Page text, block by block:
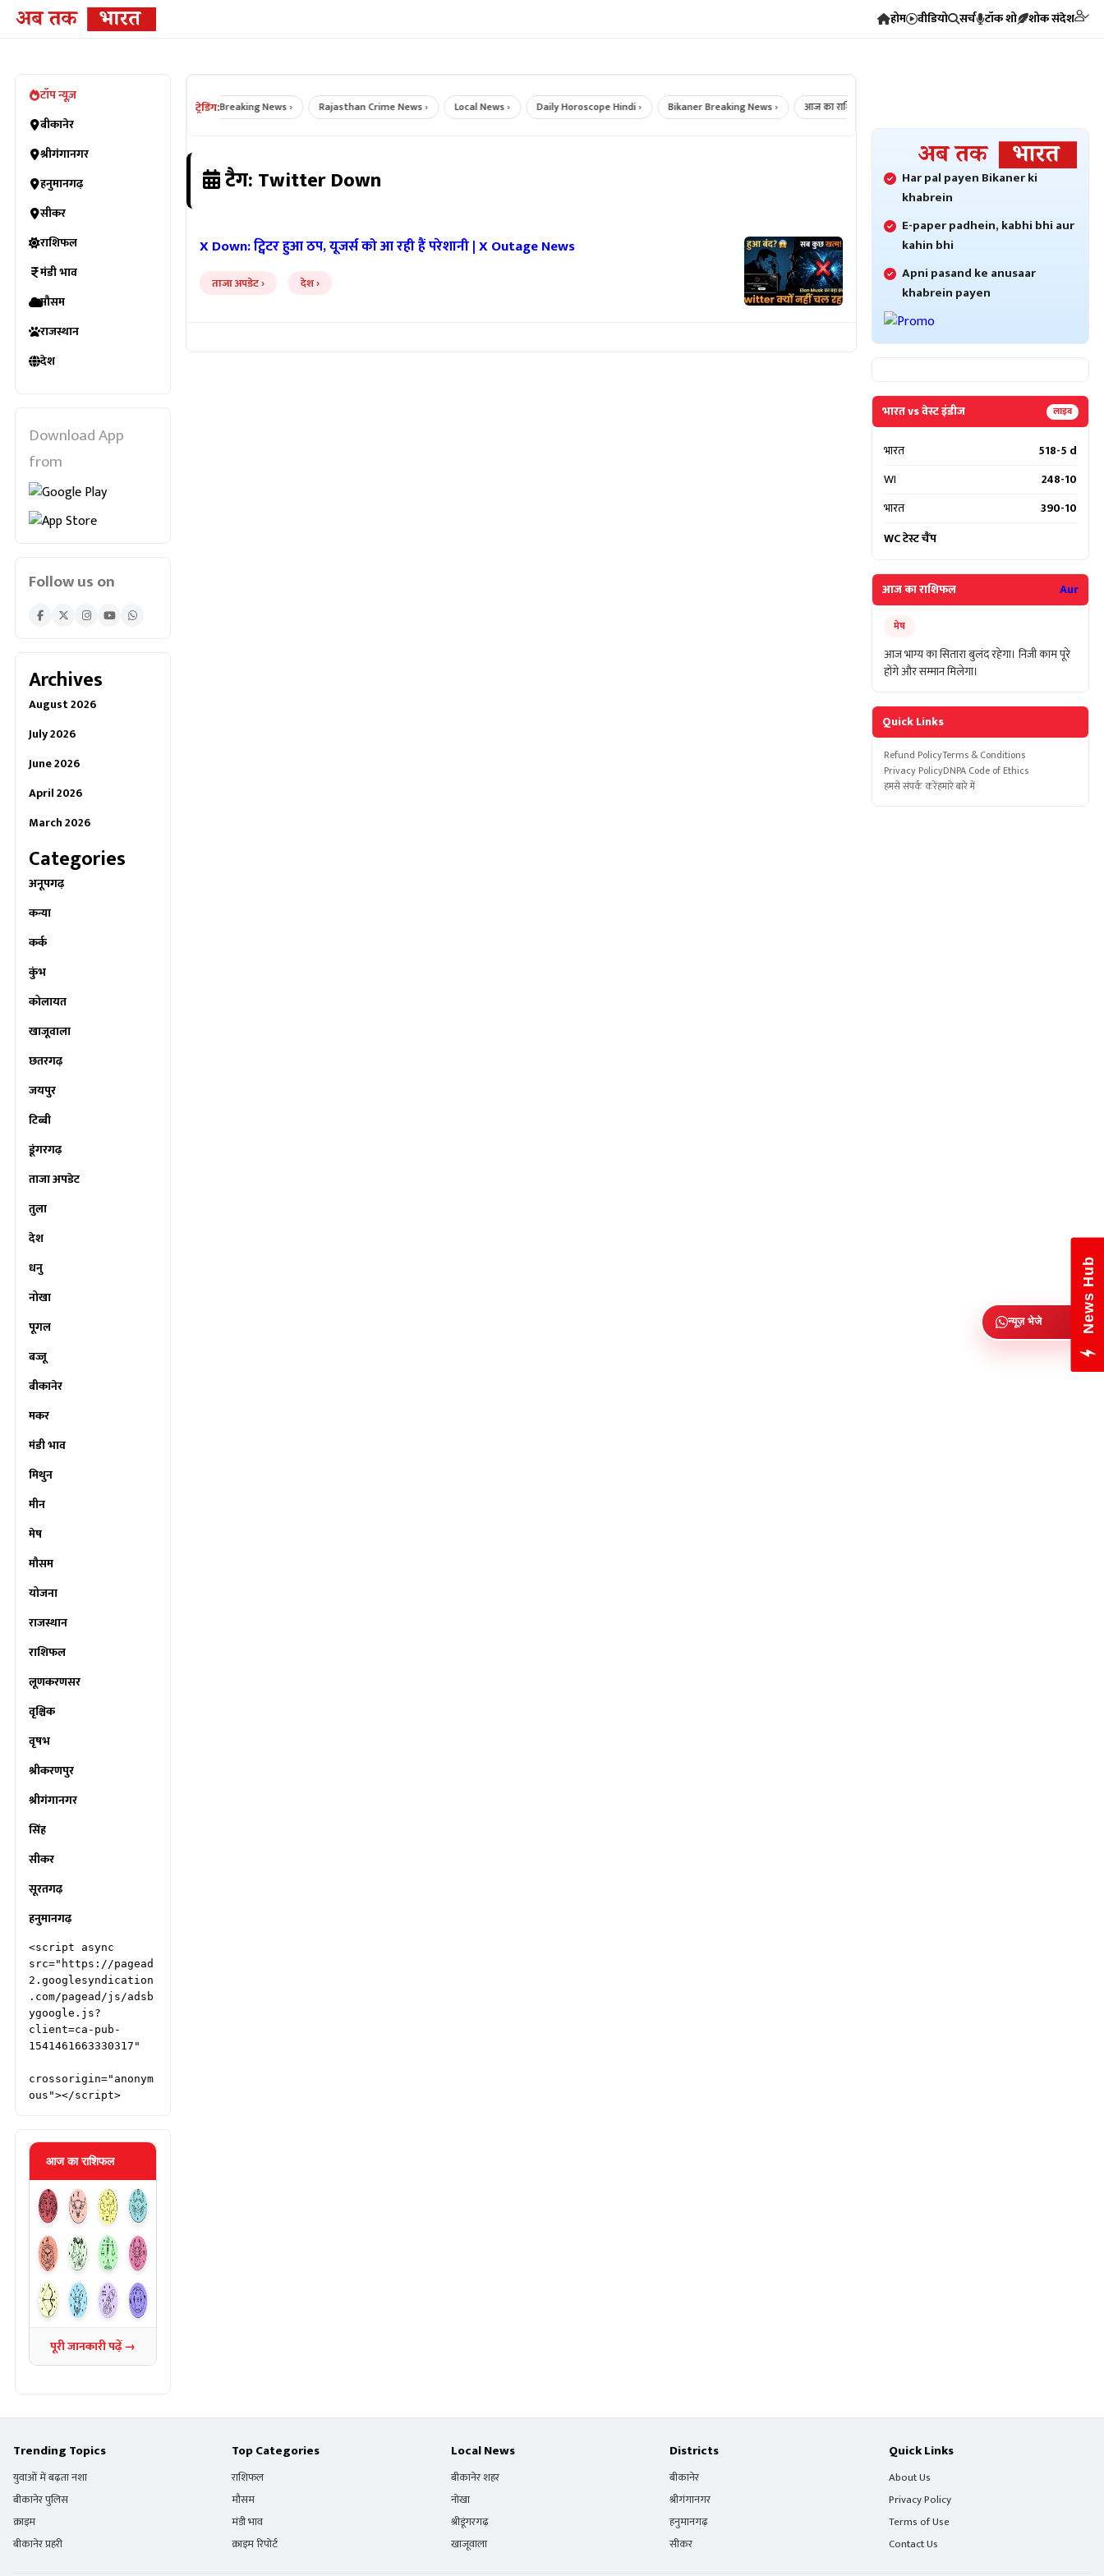
होम वीडियो सर्च टॉक शो शोक संदेश
टॉप न्यूज़
बीकानेर
श्रीगंगानगर
हनुमानगढ़
सीकर
राशिफल
मंडी भाव
मौसम
राजस्थान
देश
Download App
from
Follow us on
Archives
August 2026
July 2026
June 2026
April 2026
March 2026
Categories
अनूपगढ़
कन्या
कर्क
कुंभ
कोलायत
खाजूवाला
छतरगढ़
जयपुर
टिब्बी
डूंगरगढ़
ताजा अपडेट
तुला
देश
धनु
नोखा
पूगल
बज्जू
बीकानेर
मकर
मंडी भाव
मिथुन
मीन
मेष
मौसम
योजना
राजस्थान
राशिफल
लूणकरणसर
वृश्चिक
वृषभ
श्रीकरणपुर
श्रीगंगानगर
सिंह
सीकर
सूरतगढ़
हनुमानगढ़
<script async
src="https://pagead
2.googlesyndication
.com/pagead/js/adsb
ygoogle.js?
client=ca-pub-
1541461663330317"
crossorigin="anonym
ous"></script>
आज का राशिफल
पूरी जानकारी पढ़ें →
ट्रेडिंग:
News › Breaking News › Rajasthan Crime News › Local News › Daily Horoscope Hindi › Bikaner Breaking News › आज का राशिफल ›
टैग: Twitter Down
X Down: ट्विटर हुआ ठप, यूजर्स को आ रही हैं परेशानी | X Outage News
ताजा अपडेट देश
Har pal payen Bikaner ki
khabrein
E-paper padhein, kabhi bhi aur
kahin bhi
Apni pasand ke anusaar
khabrein payen
भारत vs वेस्ट इंडीज लाइव
भारत
518-5 d
WI
248-10
भारत
390-10
WC टेस्ट चैंप
आज का राशिफल Aur
मेष
आज भाग्य का सितारा बुलंद रहेगा। निजी काम पूरे
होंगे और सम्मान मिलेगा।
Quick Links
Refund PolicyTerms & Conditions
Privacy PolicyDNPA Code of Ethics
हमसे संपर्क करेंहमारे बारे में
Trending Topics
युवाओं में बढ़ता नशा
बीकानेर पुलिस
क्राइम
बीकानेर प्रहरी
Top Categories
राशिफल
मौसम
मंडी भाव
क्राइम रिपोर्ट
Local News
बीकानेर शहर
नोखा
श्रीडूंगरगढ़
खाजूवाला
Districts
बीकानेर
श्रीगंगानगर
हनुमानगढ़
सीकर
Quick Links
About Us
Privacy Policy
Terms of Use
Contact Us
न्यूज़ भेजे News Hub